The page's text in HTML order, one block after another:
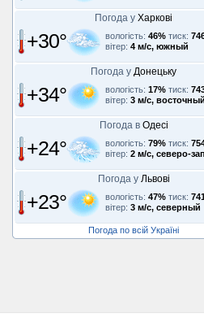
Погода у Харкові
+30° вологість: 46% тиск:
вітер: 4 м/с, южный
Погода у Донецьку
+34° вологість: 17% тиск:
вітер: 3 м/с, восточный
Погода в Одесі
+24° вологість: 79% тиск:
вітер: 2 м/с, северо-
Погода у Львові
+23° вологість: 47% тиск:
вітер: 3 м/с, северный
Погода по всій Україні